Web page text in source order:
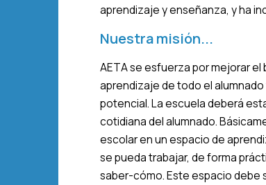
aprendizaje y enseñanza, y ha
Nuestra misión...
AETA se esfuerza por mejorar
aprendizaje de todo el
potencial. La escuela deberá
cotidiana del alumnado.
escolar en un espacio de
se pueda trabajar, de forma
saber-cómo. Este espacio debe